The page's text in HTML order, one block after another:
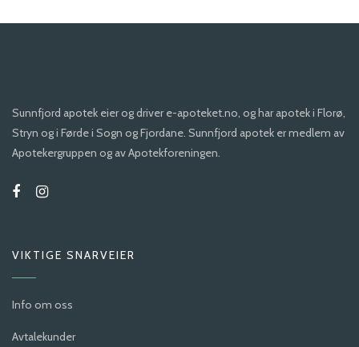
Sunnfjord apotek eier og driver e-apoteket.no, og har apotek i Florø,
Stryn og i Førde i Sogn og Fjordane. Sunnfjord apotek er medlem av
Apotekergruppen og av Apotekforeningen.
VIKTIGE SNARVEIER
Info om oss
Avtalekunder